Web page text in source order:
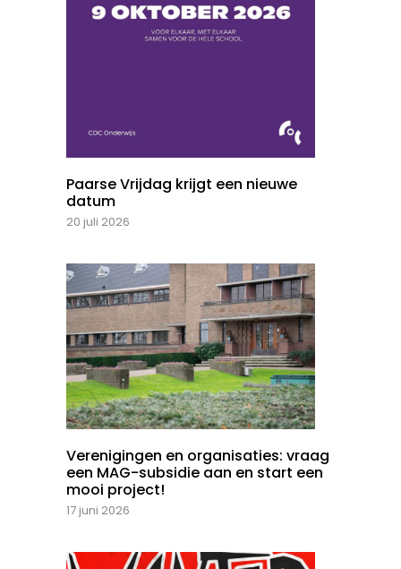
Paarse Vrijdag krijgt een nieuwe
datum
20 juli 2026
Verenigingen en organisaties: vraag
een MAG-subsidie aan en start een
mooi project!
17 juni 2026